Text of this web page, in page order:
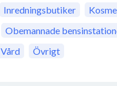
Inredningsbutiker
Obemannade
Vård Övrigt